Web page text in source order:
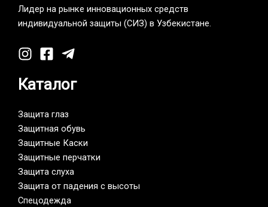
Лидер на рынке инновационных средств
индивидуальной защиты (СИЗ) в Узбекистане.
Каталог
Защита глаз
Защитная обувь
Защитные Каски
Защитные перчатки
Защита слуха
Защита от падения с высоты
Спецодежда